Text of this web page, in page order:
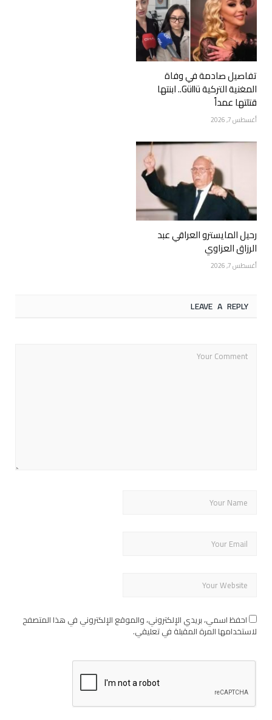
تفاصيل صادمة في وفاة
المغنية التركية Güllü.. ابنتها
قتلتها عمداً
أغسطس 7, 2026
رحيل المايسترو العراقي عبد
الرزاق العزاوي
أغسطس 7, 2026
LEAVE A REPLY
احفظ اسمي، بريدي الإلكتروني، والموقع الإلكتروني في هذا المتصفح
لاستخدامها المرة المقبلة في تعليقي.